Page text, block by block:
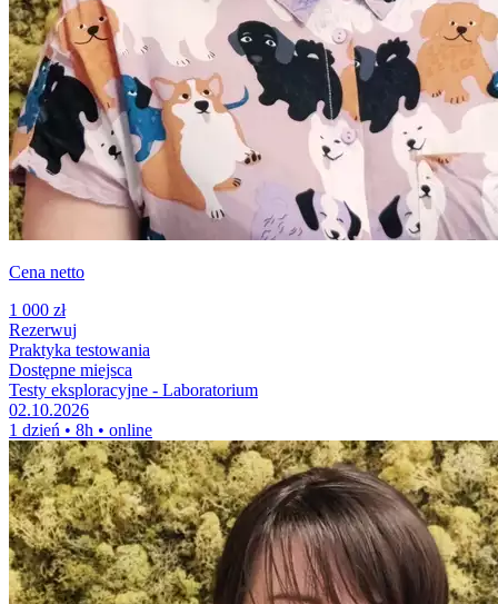
Cena netto
1 000 zł
Rezerwuj
Praktyka testowania
Dostępne miejsca
Testy eksploracyjne - Laboratorium
02.10.2026
1 dzień • 8h • online